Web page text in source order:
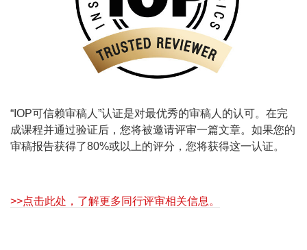
“IOP可信赖审稿人”认证是对最优秀的审稿人的认可。在完
成课程并通过验证后，您将被邀请评审一篇文章。如果您的
审稿报告获得了80%或以上的评分，您将获得这一认证。
>>点击此处，了解更多同行评审相关信息。